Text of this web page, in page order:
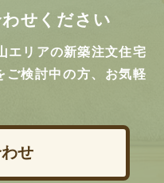
せください
エリアの新築注文住宅
ご検討中の方、お気軽
せ